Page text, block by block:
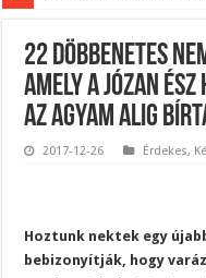
22 döbbenetes
amely a józan
az agyam alig
2017-12-26 Érdekes,
Hoztunk nektek egy
bebizonyítják, hogy